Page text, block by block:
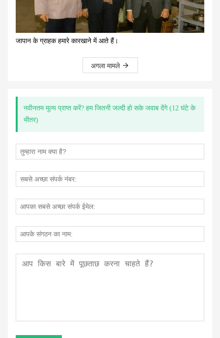
जापान के ग्राहक हमारे कारखाने में आते हैं।
अगला मामले
नवीनतम मूल्य प्राप्त करें? हम जितनी जल्दी हो सके जवाब देंगे (12 घंटे के
भीतर)